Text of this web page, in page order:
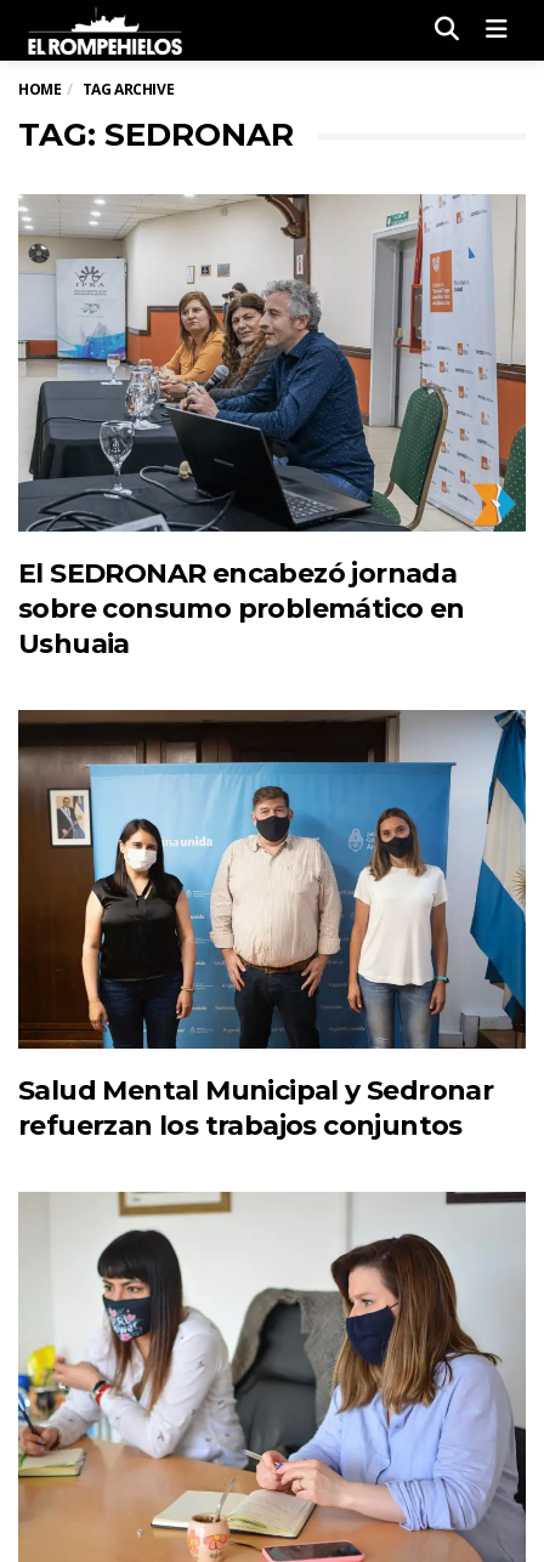
HOME TAG ARCHIVE
TAG: SEDRONAR
El SEDRONAR encabezó jornada
sobre consumo problemático en
Ushuaia
Salud Mental Municipal y Sedronar
refuerzan los trabajos conjuntos